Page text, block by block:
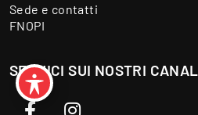
Sede e contatti
FNOPI
SEGUICI SUI NOSTRI
Facebook